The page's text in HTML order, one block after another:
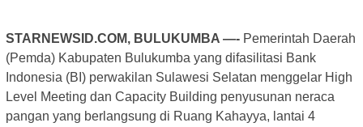
STARNEWSID.COM, BULUKUMBA —- Pemerintah Daerah
(Pemda) Kabupaten Bulukumba yang difasilitasi Bank
Indonesia (BI) perwakilan Sulawesi Selatan menggelar High
Level Meeting dan Capacity Building penyusunan neraca
pangan yang berlangsung di Ruang Kahayya, lantai 4